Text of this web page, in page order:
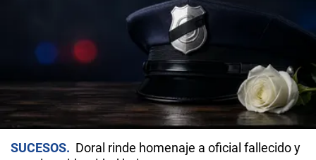
SUCESOS
Doral rinde homenaje a oficial fallecido y